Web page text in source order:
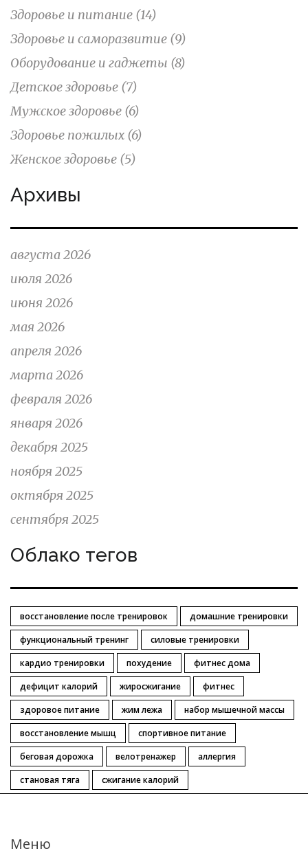
Здоровье и питание (14)
Здоровье и саморазвитие (9)
Оборудование и гаджеты (8)
Детское здоровье (7)
Мужское здоровье (6)
Здоровье пожилых (6)
Женское здоровье (5)
Архивы
августа 2026
июля 2026
июня 2026
мая 2026
апреля 2026
марта 2026
февраля 2026
января 2026
декабря 2025
ноября 2025
октября 2025
сентября 2025
Облако тегов
восстановление после тренировок
домашние тренировки
функциональный тренинг
силовые тренировки
кардио тренировки
похудение
фитнес дома
дефицит калорий
жиросжигание
фитнес
здоровое питание
жим лежа
набор мышечной массы
восстановление мышц
спортивное питание
беговая дорожка
велотренажер
аллергия
становая тяга
сжигание калорий
Меню